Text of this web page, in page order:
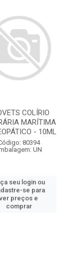
COLÍRIO
MARÍTIMA
- 10ML
80394
UN
seu login ou
se para
ver preços e
comprar